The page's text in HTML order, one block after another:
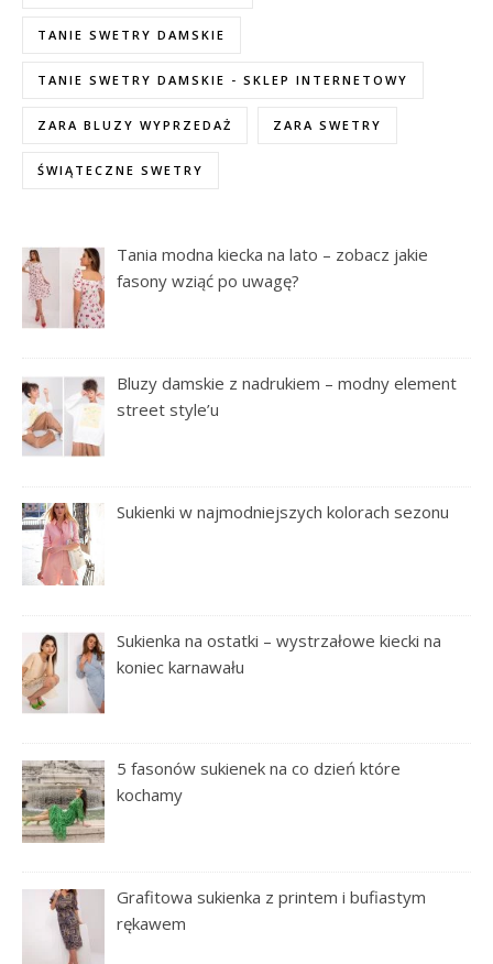
TANIE SWETRY DAMSKIE
TANIE SWETRY DAMSKIE - SKLEP INTERNETOWY
ZARA BLUZY WYPRZEDAŻ ZARA SWETRY
ŚWIĄTECZNE SWETRY
Tania modna kiecka na lato – zobacz jakie
fasony wziąć po uwagę?
Bluzy damskie z nadrukiem – modny element
street style’u
Sukienki w najmodniejszych kolorach sezonu
Sukienka na ostatki – wystrzałowe kiecki na
koniec karnawału
5 fasonów sukienek na co dzień które
kochamy
Grafitowa sukienka z printem i bufiastym
rękawem